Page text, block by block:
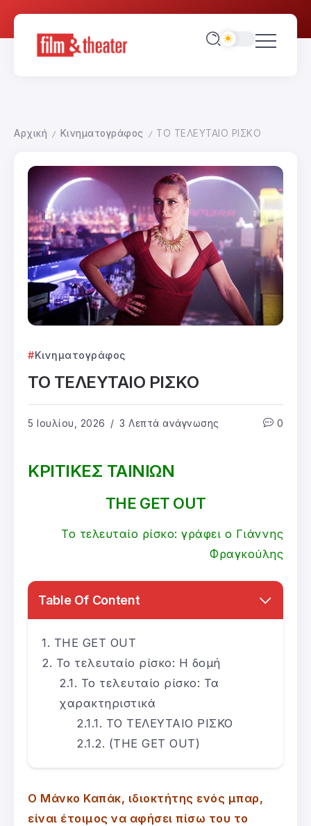
Αρχική / Κινηματογράφος / ΤΟ ΤΕΛΕΥΤΑΙΟ ΡΙΣΚΟ
Κινηματογράφος
ΤΟ ΤΕΛΕΥΤΑΙΟ ΡΙΣΚΟ
5 Ιουλίου, 2026 3 Λεπτά ανάγνωσης 0
ΚΡΙΤΙΚΕΣ ΤΑΙΝΙΩΝ
THE GET OUT
Το τελευταίο ρίσκο: γράφει ο Γιάννης
Φραγκούλης
Table Of Content
THE GET OUT
Το τελευταίο ρίσκο: Η δομή
Το τελευταίο ρίσκο: Τα
χαρακτηριστικά
ΤΟ ΤΕΛΕΥΤΑΙΟ ΡΙΣΚΟ
(THE GET OUT)
Ο Μάνκο Καπάκ, ιδιοκτήτης ενός μπαρ,
είναι έτοιμος να αφήσει πίσω του το